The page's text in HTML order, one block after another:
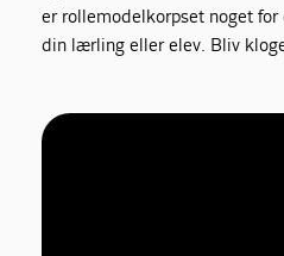
er rollemodelkorpset noget
din lærling eller elev. Bliv